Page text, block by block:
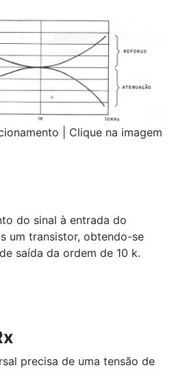
| Clique na imagem
do sinal à entrada do
um transistor, obtendo-se
saída da ordem de 10 k.
precisa de uma tensão de